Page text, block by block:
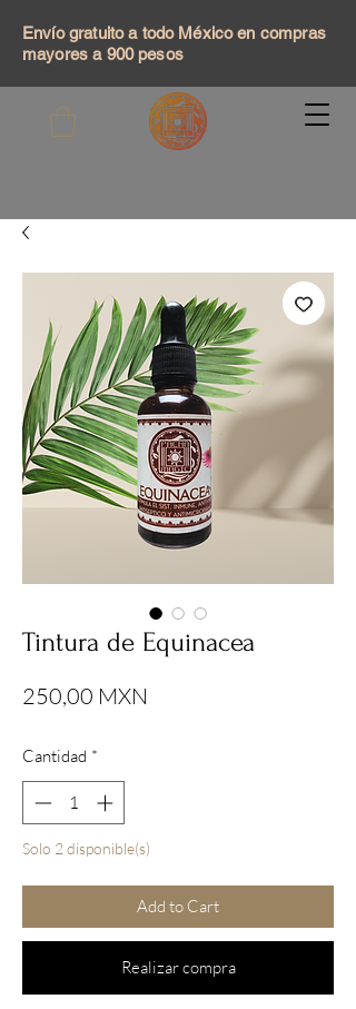
Envío gratuito a todo México en compras
mayores a 900 pesos
Tintura de Equinacea
250,00 MXN
Cantidad *
Solo 2 disponible(s)
Add to Cart
Realizar compra